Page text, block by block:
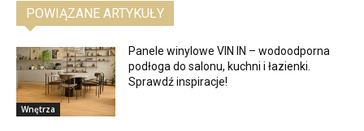
POWIĄZANE ARTYKUŁY
Wnętrza
Panele winylowe VIN IN – wodoodporna
podłoga do salonu, kuchni i łazienki.
Sprawdź inspiracje!